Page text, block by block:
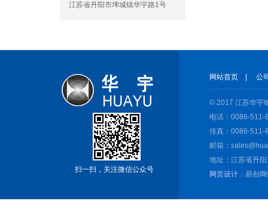
江苏省丹阳市埤城镇华宇路1号
扫一扫，关注微信公众号
网站首页 公
© 2017 江苏华宇
电话：0086-511-
传真：0086-511-
邮箱：
地址：江苏省丹
网页设计 ：易创